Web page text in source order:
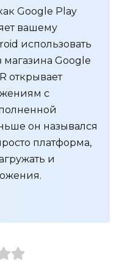
Google Play
вашему
использовать
Google
открывает
с
он назывался
платформа,
и